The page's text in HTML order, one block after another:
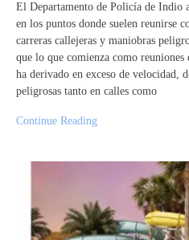
El Departamento de Policía de Indio
en los puntos donde suelen reunirse
carreras callejeras y maniobras
que lo que comienza como
ha derivado en exceso de velocidad,
peligrosas tanto en calles como
Continue Reading